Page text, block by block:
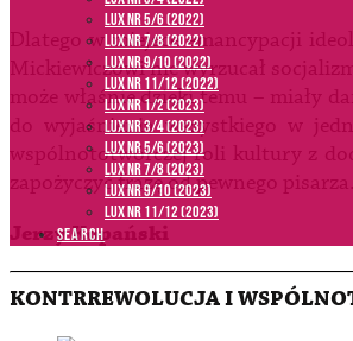
LUX NR 5/6 (2022)
LUX NR 7/8 (2022)
LUX nr 9/10 (2022)
LUX NR 11/12 (2022)
LUX NR 1/2 (2023)
LUX NR 3/4 (2023)
LUX NR 5/6 (2023)
LUX NR 7/8 (2023)
LUX NR 9/10 (2023)
LUX NR 11/12 (2023)
SEARCH
Dlatego w miejsce emancypacji
Mickiewiczowi nie wyrzucał
może właśnie dzięki temu – miały
do wyjaśnienia wszystkiego w
wspólnototwórczej roli kultury z
zapożyczyć frazę od pewnego pisarza.
Jerzy Kopański
KONTRREWOLUCJA I